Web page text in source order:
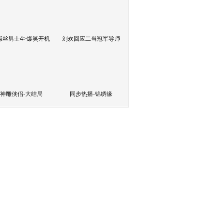
丝男士4>爆笑开机 刘欢回应二当冠军导师
神雕侠侣-大结局 同步热播-锦绣缘